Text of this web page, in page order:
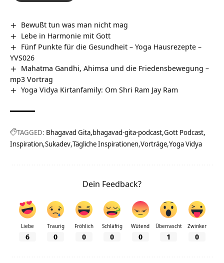
Bewußt tun was man nicht mag
Lebe in Harmonie mit Gott
Fünf Punkte für die Gesundheit – Yoga Hausrezepte –
YVS026
Mahatma Gandhi, Ahimsa und die Friedensbewegung –
mp3 Vortrag
Yoga Vidya Kirtanfamily: Om Shri Ram Jay Ram
TAGGED: Bhagavad Gita bhagavad-gita-podcast Gott Podcast
Inspiration Sukadev Tägliche Inspirationen Vorträge Yoga Vidya
Dein Feedback?
Liebe
6
Traurig
0
Fröhlich
0
Schläfrig
0
Wütend
0
Überrascht
1
Zwinker
0